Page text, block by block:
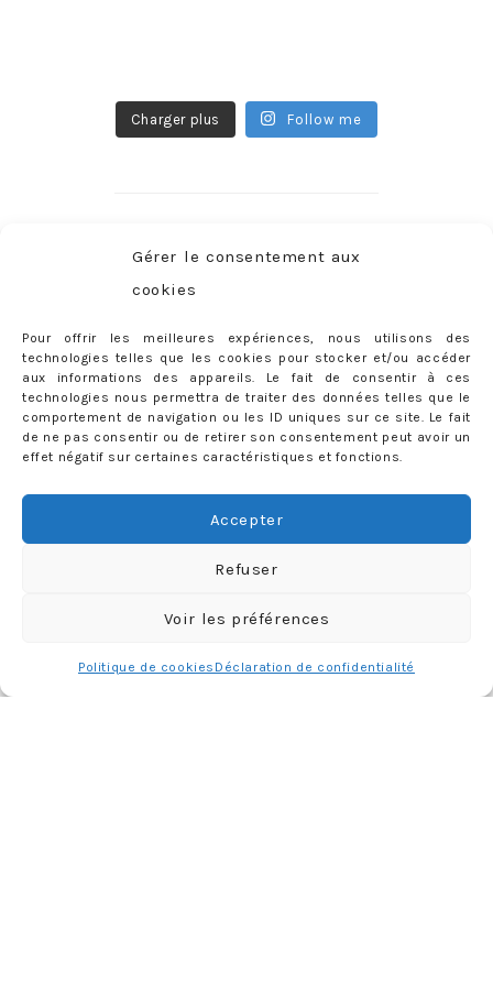
Gérer le consentement aux
cookies
Pour offrir les meilleures expériences, nous utilisons des
technologies telles que les cookies pour stocker et/ou accéder
aux informations des appareils. Le fait de consentir à ces
technologies nous permettra de traiter des données telles que le
comportement de navigation ou les ID uniques sur ce site. Le fait
de ne pas consentir ou de retirer son consentement peut avoir un
effet négatif sur certaines caractéristiques et fonctions.
Accepter
Refuser
Voir les préférences
Politique de cookies Déclaration de confidentialité
Charger plus Follow me
RECHERCHER SUR LE BLOG
Rechercher :